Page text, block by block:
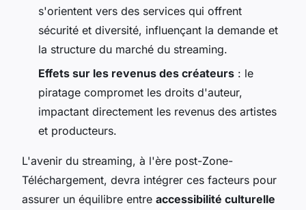
s'orientent vers des services qui offrent
sécurité et diversité, influençant la demande et
la structure du marché du streaming.
Effets sur les revenus des créateurs : le
piratage compromet les droits d'auteur,
impactant directement les revenus des artistes
et producteurs.
L'avenir du streaming, à l'ère post-Zone-
Téléchargement, devra intégrer ces facteurs pour
assurer un équilibre entre accessibilité culturelle